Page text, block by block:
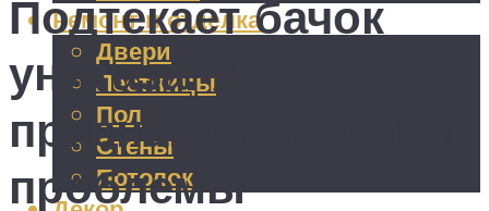
Ремонт и отделка
Двери
Лестницы
Пол
Стены
Потолок
Подтекает бачок
унитаза: 7
признаков наличия
проблемы